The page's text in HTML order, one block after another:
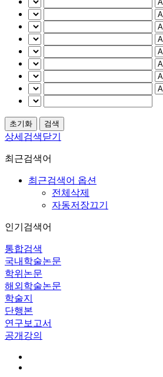
상세검색닫기
최근검색어
최근검색어 옵션
전체삭제
자동저장끄기
인기검색어
통합검색
국내학술논문
학위논문
해외학술논문
학술지
단행본
연구보고서
공개강의